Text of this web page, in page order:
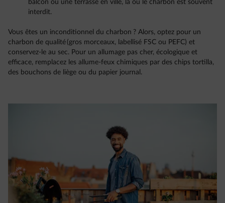
balcon ou une terrasse en ville, là où le charbon est souvent
interdit.
Vous êtes un inconditionnel du charbon ? Alors, optez pour un
charbon de qualité (gros morceaux, labellisé FSC ou PEFC) et
conservez-le au sec. Pour un allumage pas cher, écologique et
efficace, remplacez les allume-feux chimiques par des chips tortilla,
des bouchons de liège ou du papier journal.